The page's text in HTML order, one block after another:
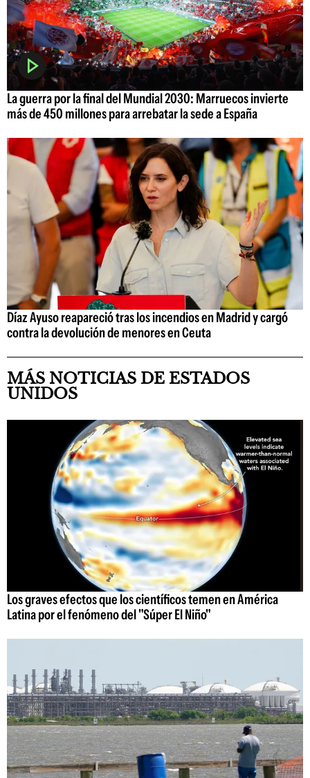
La guerra por la final del Mundial 2030: Marruecos invierte
más de 450 millones para arrebatar la sede a España
Díaz Ayuso reapareció tras los incendios en Madrid y cargó
contra la devolución de menores en Ceuta
MÁS NOTICIAS DE ESTADOS
UNIDOS
Los graves efectos que los científicos temen en América
Latina por el fenómeno del "Súper El Niño"